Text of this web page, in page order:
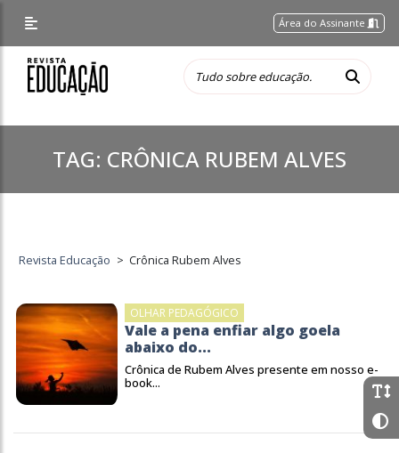
Área do Assinante
TAG: CRÔNICA RUBEM ALVES
Revista Educação > Crônica Rubem Alves
OLHAR PEDAGÓGICO
Vale a pena enfiar algo goela
abaixo do...
Crônica de Rubem Alves presente em nosso e-
book...